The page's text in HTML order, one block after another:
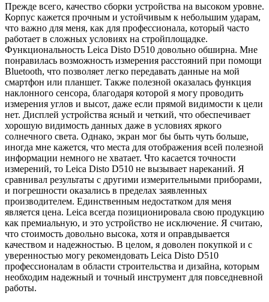
Прежде всего, качество сборки устройства на высоком уровне.
Корпус кажется прочным и устойчивым к небольшим ударам,
что важно для меня, как для профессионала, который часто
работает в сложных условиях на стройплощадке.
Функциональность Leica Disto D510 довольно обширна. Мне
понравилась возможность измерения расстояний при помощи
Bluetooth, что позволяет легко передавать данные на мой
смартфон или планшет. Также полезной оказалась функция
наклонного сенсора, благодаря которой я могу проводить
измерения углов и высот, даже если прямой видимости к цели
нет. Дисплей устройства ясный и четкий, что обеспечивает
хорошую видимость данных даже в условиях яркого
солнечного света. Однако, экран мог бы быть чуть больше,
иногда мне кажется, что места для отображения всей полезной
информации немного не хватает. Что касается точности
измерений, то Leica Disto D510 не вызывает нареканий. Я
сравнивал результаты с другими измерительными приборами,
и погрешности оказались в пределах заявленных
производителем. Единственным недостатком для меня
является цена. Leica всегда позиционировала свою продукцию
как премиальную, и это устройство не исключение. Я считаю,
что стоимость довольно высока, хотя и оправдывается
качеством и надежностью. В целом, я доволен покупкой и с
уверенностью могу рекомендовать Leica Disto D510
профессионалам в области строительства и дизайна, которым
необходим надежный и точный инструмент для повседневной
работы.